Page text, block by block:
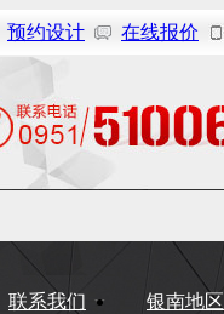
预约设计 在线报价
联系我们 银南地区